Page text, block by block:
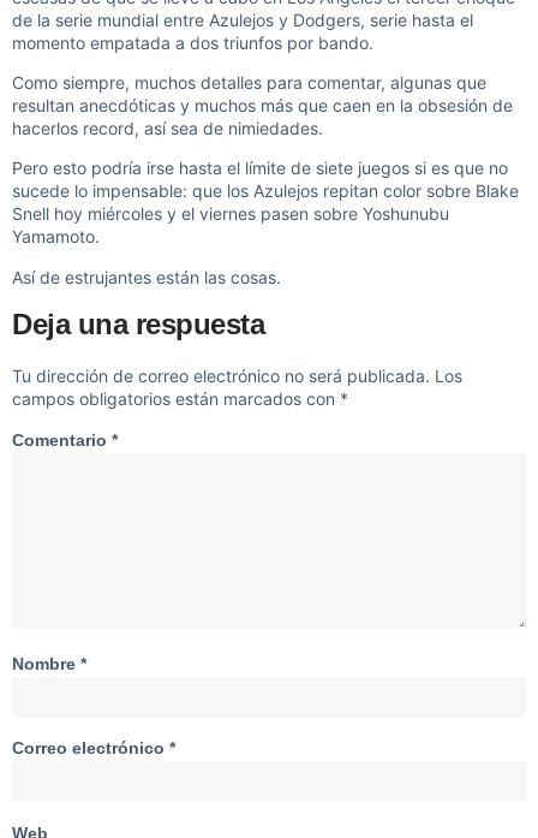
de la serie mundial entre Azulejos y Dodgers, serie hasta el
momento empatada a dos triunfos por bando.
Como siempre, muchos detalles para comentar, algunas que
resultan anecdóticas y muchos más que caen en la obsesión de
hacerlos record, así sea de nimiedades.
Pero esto podría irse hasta el límite de siete juegos si es que no
sucede lo impensable: que los Azulejos repitan color sobre Blake
Snell hoy miércoles y el viernes pasen sobre Yoshunubu
Yamamoto.
Así de estrujantes están las cosas.
Deja una respuesta
Tu dirección de correo electrónico no será publicada. Los
campos obligatorios están marcados con *
Comentario *
Nombre *
Correo electrónico *
Web